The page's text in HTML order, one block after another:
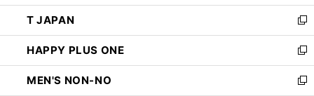
開
く
ウ
で
開
く
ン
ド
ウ
で
開
く
ウ
ィ
ン
ド
ウ
で
し
い
ウ
ィ
ン
ド
T JAPAN
新
し
い
ウ
ィ
HAPPY PLUS ONE
新
し
い
MEN'S NON-NO
新